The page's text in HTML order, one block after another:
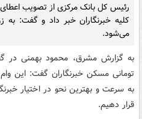
کلیه خبرنگاران خبر داد و گفت: به
می‌شود.
تومانی مسکن خبرنگاران گفت: این
به سرعت و بهترین نحو در اختیار
قرار دهیم.